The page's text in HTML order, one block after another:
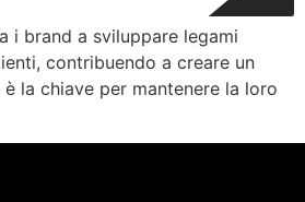
i brand a sviluppare legami
contribuendo a creare un
la chiave per mantenere la loro